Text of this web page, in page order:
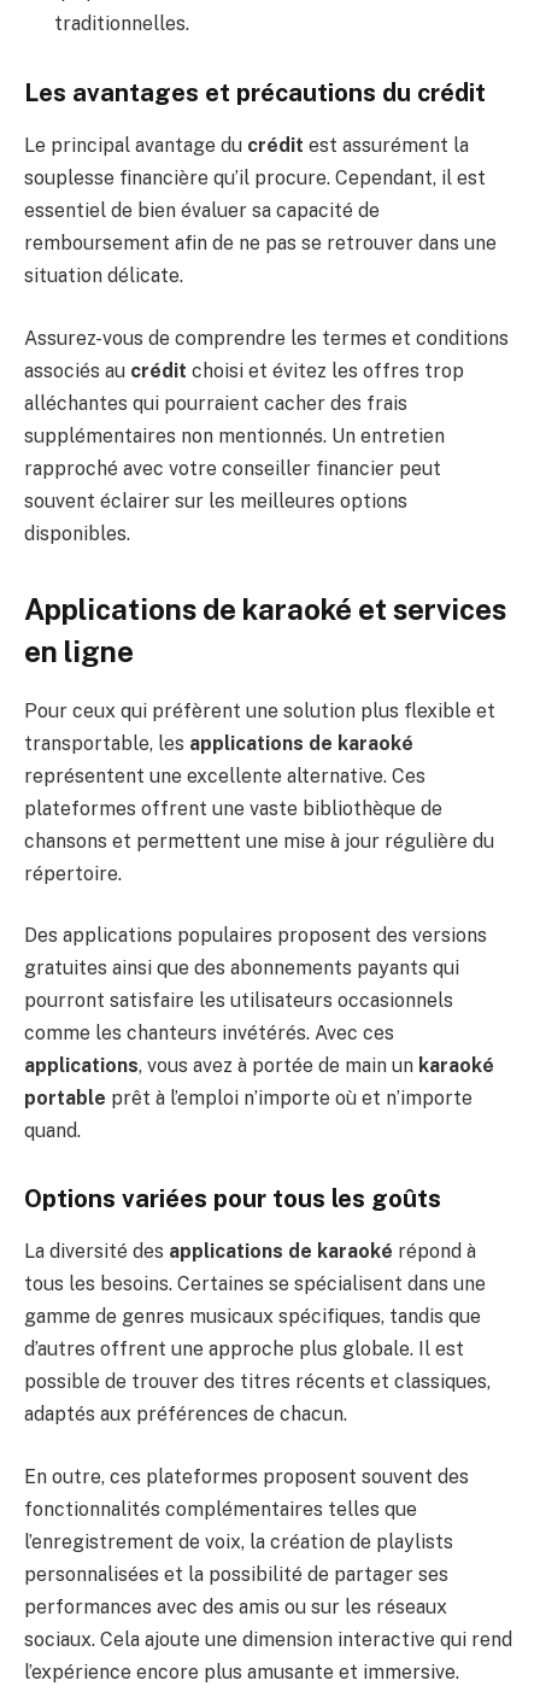
traditionnelles.
Les avantages et précautions du crédit
Le principal avantage du crédit est assurément la
souplesse financière qu’il procure. Cependant, il est
essentiel de bien évaluer sa capacité de
remboursement afin de ne pas se retrouver dans une
situation délicate.
Assurez-vous de comprendre les termes et conditions
associés au crédit choisi et évitez les offres trop
alléchantes qui pourraient cacher des frais
supplémentaires non mentionnés. Un entretien
rapproché avec votre conseiller financier peut
souvent éclairer sur les meilleures options
disponibles.
Applications de karaoké et services
en ligne
Pour ceux qui préfèrent une solution plus flexible et
transportable, les applications de karaoké
représentent une excellente alternative. Ces
plateformes offrent une vaste bibliothèque de
chansons et permettent une mise à jour régulière du
répertoire.
Des applications populaires proposent des versions
gratuites ainsi que des abonnements payants qui
pourront satisfaire les utilisateurs occasionnels
comme les chanteurs invétérés. Avec ces
applications, vous avez à portée de main un karaoké
portable prêt à l’emploi n’importe où et n’importe
quand.
Options variées pour tous les goûts
La diversité des applications de karaoké répond à
tous les besoins. Certaines se spécialisent dans une
gamme de genres musicaux spécifiques, tandis que
d’autres offrent une approche plus globale. Il est
possible de trouver des titres récents et classiques,
adaptés aux préférences de chacun.
En outre, ces plateformes proposent souvent des
fonctionnalités complémentaires telles que
l’enregistrement de voix, la création de playlists
personnalisées et la possibilité de partager ses
performances avec des amis ou sur les réseaux
sociaux. Cela ajoute une dimension interactive qui rend
l’expérience encore plus amusante et immersive.